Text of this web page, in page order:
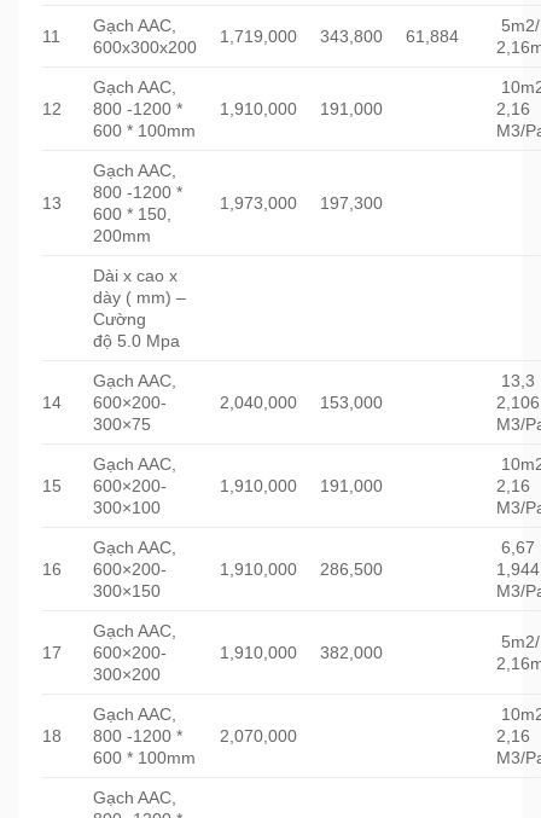
11
Gạch AAC,
600x300x200
1,719,000 343,800 61,884
12
Gạch AAC,
800 -1200 *
600 * 100mm
1,910,000 191,000
2,16
M3/
13
Gạch AAC,
800 -1200 *
600 * 150,
200mm
1,973,000 197,300
Dài x cao x
dày ( mm) –
Cường
độ 5.0 Mpa
14
Gạch AAC,
600×200-
300×75
2,040,000 153,000
13,3
2,106
M3/
15
Gạch AAC,
600×200-
300×100
1,910,000 191,000
2,16
M3/
16
Gạch AAC,
600×200-
300×150
1,910,000 286,500
6,67
1,944
M3/
17
Gạch AAC,
600×200-
300×200
1,910,000 382,000
18
Gạch AAC,
800 -1200 *
600 * 100mm
2,070,000
2,16
M3/
Gạch AAC,